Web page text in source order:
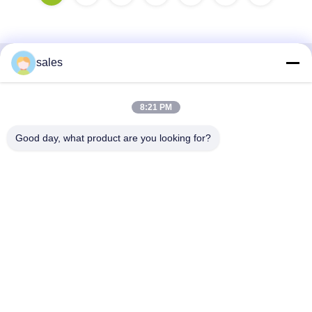
Contacto rápido
Parque Industrial de Alta Tecnología de Guanlan, Distrito de
sales
8:21 PM
Good day, what product are you looking for?